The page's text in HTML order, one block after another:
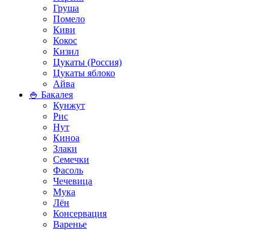
Груша
Помело
Киви
Кокос
Кизил
Цукаты (Россия)
Цукаты яблоко
Айва
🍚 Бакалея
Кунжут
Рис
Нут
Киноа
Злаки
Семечки
Фасоль
Чечевица
Мука
Лён
Консервация
Варенье